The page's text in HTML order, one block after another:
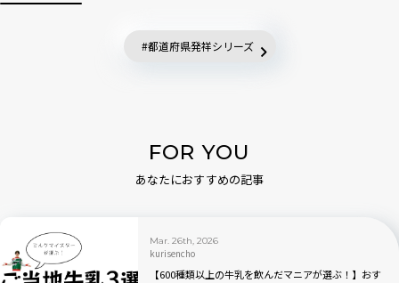
都道府県発祥シリーズ
FOR YOU
あなたにおすすめの記事
Mar. 26th, 2026
kurisencho
【600種類以上の牛乳を飲んだマニアが選ぶ！】おす